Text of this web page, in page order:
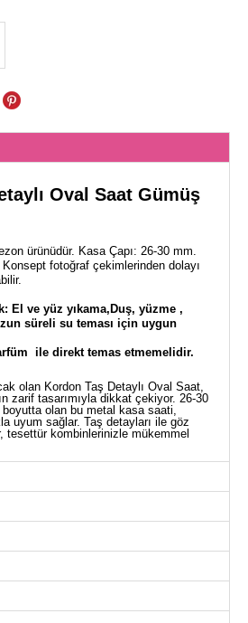
Oval Saat Gümüş
ürünüdür. Kasa Çapı: 26-30 mm.
fotoğraf çekimlerinden dolayı
El ve yüz yıkama,Duş, yüzme ,
süreli su teması için uygun
ile direkt temas etmemelidir.
olan Kordon Taş Detaylı Oval Saat,
zarif tasarımıyla dikkat çekiyor. 26-30
olan bu metal kasa saati,
uyum sağlar. Taş detayları ile göz
tesettür kombinlerinizle mükemmel